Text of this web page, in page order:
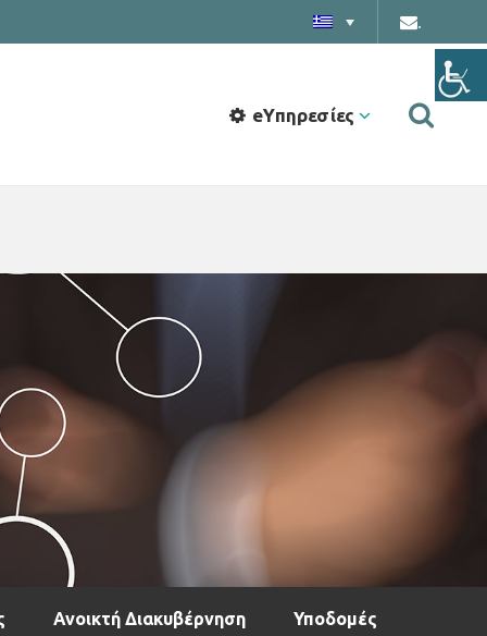
eΥπηρεσίες
Ανοικτή Διακυβέρνηση Υποδομές